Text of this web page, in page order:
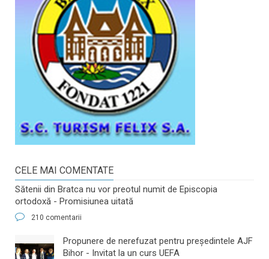
CELE MAI COMENTATE
Sătenii din Bratca nu vor preotul numit de Episcopia
ortodoxă - Promisiunea uitată
210 comentarii
​Propunere de nerefuzat pentru preşedintele AJF
Bihor - Invitat la un curs UEFA